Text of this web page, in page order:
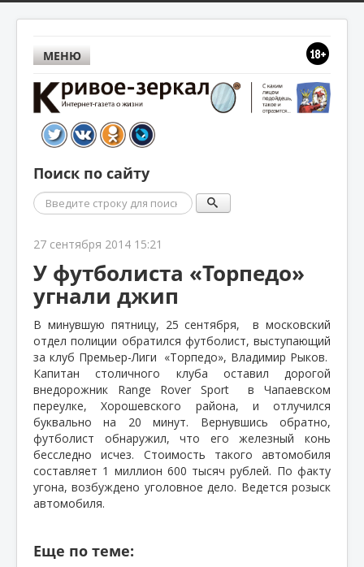
МЕНЮ
Поиск по сайту
Поиск
27 сентября 2014 15:21
У футболиста «Торпедо»
угнали джип
В минувшую пятницу, 25 сентября, в московский
отдел полиции обратился футболист, выступающий
за клуб Премьер-Лиги «Торпедо», Владимир Рыков.
Капитан столичного клуба оставил дорогой
внедорожник Range Rover Sport
в Чапаевском
переулке, Хорошевского района, и отлучился
буквально на 20 минут. Вернувшись обратно,
футболист обнаружил, что его железный конь
бесследно исчез. Стоимость такого автомобиля
составляет 1 миллион 600 тысяч рублей. По факту
угона, возбуждено уголовное дело. Ведется розыск
автомобиля.
Еще по теме: